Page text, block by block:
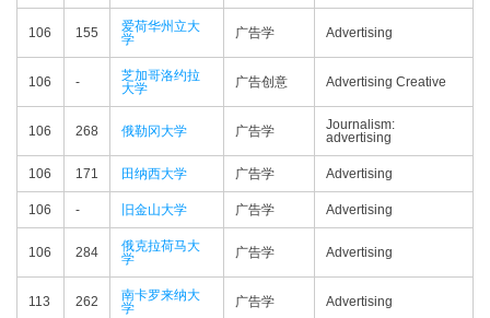
106 155
爱荷华州立大
学
广告学 Advertising
106 -
芝加哥洛约拉
大学
广告创意 Advertising Creative
106 268 俄勒冈大学 广告学
Journalism:
advertising
106 171 田纳西大学 广告学 Advertising
106 - 旧金山大学 广告学 Advertising
106 284
俄克拉荷马大
学
广告学 Advertising
113 262
南卡罗来纳大
学
广告学 Advertising